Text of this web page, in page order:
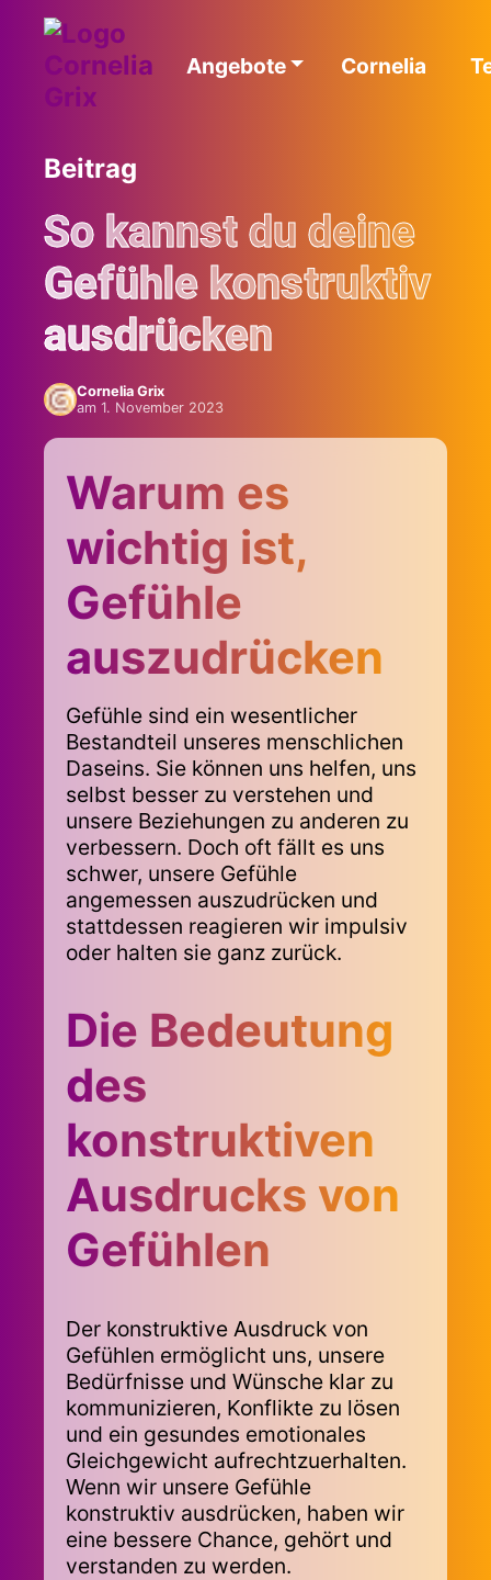
Angebote Cornelia
Beitrag
So kannst du deine
Gefühle konstruktiv
ausdrücken
Cornelia Grix
am 1. November 2023
Warum es
wichtig ist,
Gefühle
auszudrücken
Gefühle sind ein wesentlicher
Bestandteil unseres menschlichen
Daseins. Sie können uns helfen, uns
selbst besser zu verstehen und
unsere Beziehungen zu anderen zu
verbessern. Doch oft fällt es uns
schwer, unsere Gefühle
angemessen auszudrücken und
stattdessen reagieren wir impulsiv
oder halten sie ganz zurück.
Die Bedeutung
des
konstruktiven
Ausdrucks von
Gefühlen
Der konstruktive Ausdruck von
Gefühlen ermöglicht uns, unsere
Bedürfnisse und Wünsche klar zu
kommunizieren, Konflikte zu lösen
und ein gesundes emotionales
Gleichgewicht aufrechtzuerhalten.
Wenn wir unsere Gefühle
konstruktiv ausdrücken, haben wir
eine bessere Chance, gehört und
verstanden zu werden.